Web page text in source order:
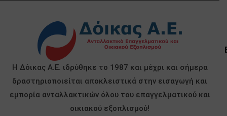
Η Δόικας Α.Ε. ιδρύθηκε το 1987 και μέχρι και σήμερα
δραστηριοποιείται αποκλειστικά στην εισαγωγή και
εμπορία ανταλλακτικών όλου του επαγγελματικού και
οικιακού εξοπλισμού!